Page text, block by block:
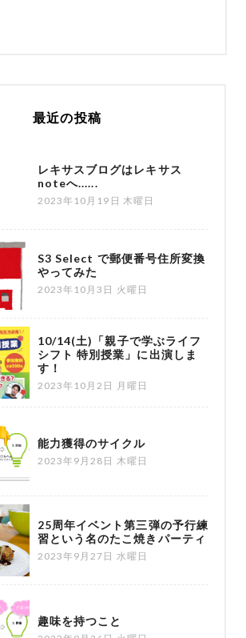
最近の投稿
レキサスブログはレキサス
noteへ......
2023年10月19日 木曜日
S3 Select で郵便番号住所変換
やってみた
2023年10月3日 火曜日
10/14(土)「親子で学ぶライフ
シフト 特別授業」に出演しま
す！
2023年10月2日 月曜日
能力獲得のサイクル
2023年9月28日 木曜日
25周年イベント第三弾の予行練
習という名のたこ焼きパーティ
2023年9月27日 水曜日
趣味を持つこと